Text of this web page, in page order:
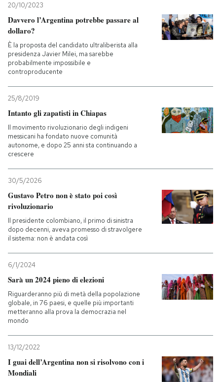
20/10/2023
Davvero l’Argentina potrebbe passare al
dollaro?
È la proposta del candidato ultraliberista alla
presidenza Javier Milei, ma sarebbe
probabilmente impossibile e
controproducente
25/8/2019
Intanto gli zapatisti in Chiapas
Il movimento rivoluzionario degli indigeni
messicani ha fondato nuove comunità
autonome, e dopo 25 anni sta continuando a
crescere
30/5/2026
Gustavo Petro non è stato poi così
rivoluzionario
Il presidente colombiano, il primo di sinistra
dopo decenni, aveva promesso di stravolgere
il sistema: non è andata così
6/1/2024
Sarà un 2024 pieno di elezioni
Riguarderanno più di metà della popolazione
globale, in 76 paesi, e quelle più importanti
metteranno alla prova la democrazia nel
mondo
13/12/2022
I guai dell’Argentina non si risolvono con i
Mondiali